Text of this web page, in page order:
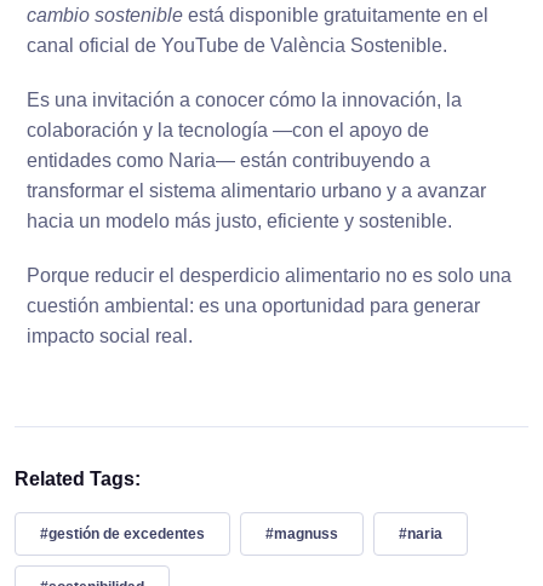
cambio sostenible está disponible gratuitamente en el
canal oficial de YouTube de València Sostenible.
Es una invitación a conocer cómo la innovación, la
colaboración y la tecnología —con el apoyo de
entidades como Naria— están contribuyendo a
transformar el sistema alimentario urbano y a avanzar
hacia un modelo más justo, eficiente y sostenible.
Porque reducir el desperdicio alimentario no es solo una
cuestión ambiental: es una oportunidad para generar
impacto social real.
Related Tags:
#gestión de excedentes #magnuss #naria